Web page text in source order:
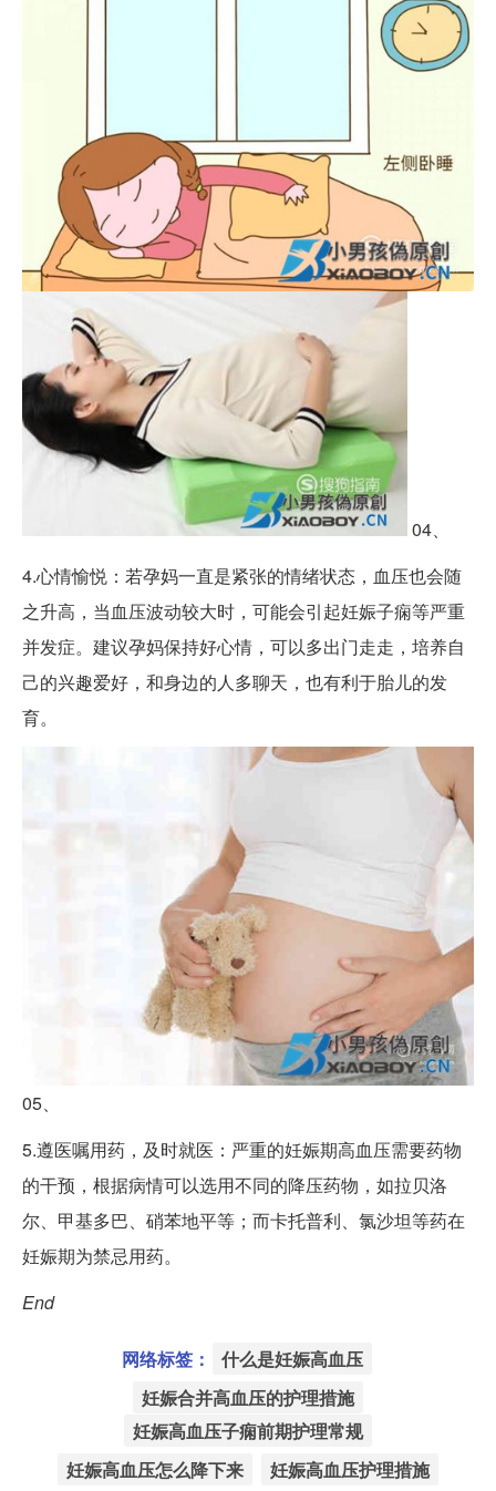
04、
4.心情愉悦：若孕妈一直是紧张的情绪状态，血压也会随
之升高，当血压波动较大时，可能会引起妊娠子痫等严重
并发症。建议孕妈保持好心情，可以多出门走走，培养自
己的兴趣爱好，和身边的人多聊天，也有利于胎儿的发
育。
05、
5.遵医嘱用药，及时就医：严重的妊娠期高血压需要药物
的干预，根据病情可以选用不同的降压药物，如拉贝洛
尔、甲基多巴、硝苯地平等；而卡托普利、氯沙坦等药在
妊娠期为禁忌用药。
End
网络标签：
什么是妊娠高血压
妊娠合并高血压的护理措施
妊娠高血压子痫前期护理常规
妊娠高血压怎么降下来
妊娠高血压护理措施